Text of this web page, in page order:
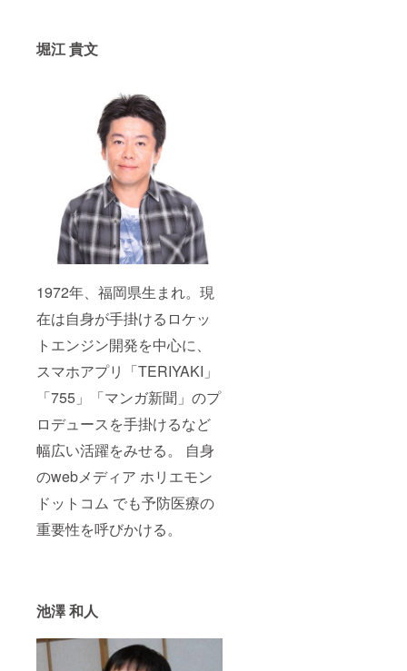
堀江 貴文
1972年、福岡県生まれ。現
在は自身が手掛けるロケッ
トエンジン開発を中心に、
スマホアプリ「TERIYAKI」
「755」「マンガ新聞」のプ
ロデュースを手掛けるなど
幅広い活躍をみせる。 自身
のwebメディア ホリエモン
ドットコム でも予防医療の
重要性を呼びかける。
池澤 和人